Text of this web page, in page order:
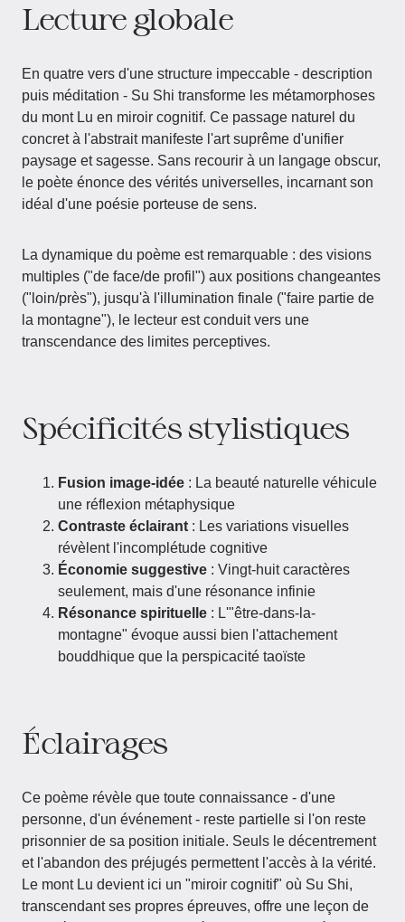
Lecture globale
En quatre vers d'une structure impeccable - description
puis méditation - Su Shi transforme les métamorphoses
du mont Lu en miroir cognitif. Ce passage naturel du
concret à l'abstrait manifeste l'art suprême d'unifier
paysage et sagesse. Sans recourir à un langage obscur,
le poète énonce des vérités universelles, incarnant son
idéal d'une poésie porteuse de sens.
La dynamique du poème est remarquable : des visions
multiples ("de face/de profil") aux positions changeantes
("loin/près"), jusqu'à l'illumination finale ("faire partie de
la montagne"), le lecteur est conduit vers une
transcendance des limites perceptives.
Spécificités stylistiques
Fusion image-idée : La beauté naturelle véhicule
une réflexion métaphysique
Contraste éclairant : Les variations visuelles
révèlent l'incomplétude cognitive
Économie suggestive : Vingt-huit caractères
seulement, mais d'une résonance infinie
Résonance spirituelle : L'"être-dans-la-
montagne" évoque aussi bien l'attachement
bouddhique que la perspicacité taoïste
Éclairages
Ce poème révèle que toute connaissance - d'une
personne, d'un événement - reste partielle si l'on reste
prisonnier de sa position initiale. Seuls le décentrement
et l'abandon des préjugés permettent l'accès à la vérité.
Le mont Lu devient ici un "miroir cognitif" où Su Shi,
transcendant ses propres épreuves, offre une leçon de